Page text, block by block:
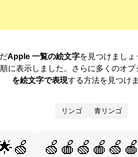
Apple 一覧の絵文字を見つけまし
に表示しました。さらに多くのオ
を絵文字で表現する方法を見つけ
リンゴ 青リンゴ